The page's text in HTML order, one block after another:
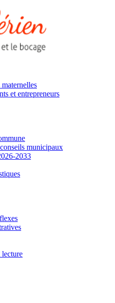
maternelles
et entrepreneurs
municipaux
2033